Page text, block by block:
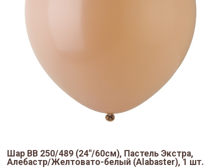
Шар ВВ 250/489 (24"/60см), Пастель Экстра,
Алебастр/Желтовато-белый (Alabaster), 1 шт.